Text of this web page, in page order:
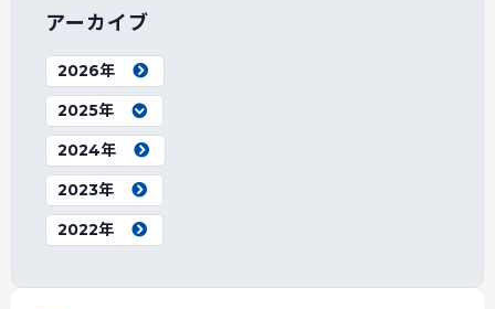
アーカイブ
2026年
2025年
2024年
2023年
2022年